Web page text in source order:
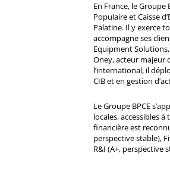
En France, le Groupe
Populaire et Caisse
Palatine. Il y exerce
accompagne ses
Equipment
Oney, acteur majeur
l’international, il
CIB et en gestion
Le Groupe BPCE
locales, accessibles
financière est
perspective stable),
R&I (A+, perspective